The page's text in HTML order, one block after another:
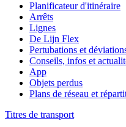
Planificateur d'itinéraire
Arrêts
Lignes
De Lijn Flex
Pertubations et
Conseils, infos et
App
Objets perdus
Plans de réseau et
Titres de transport